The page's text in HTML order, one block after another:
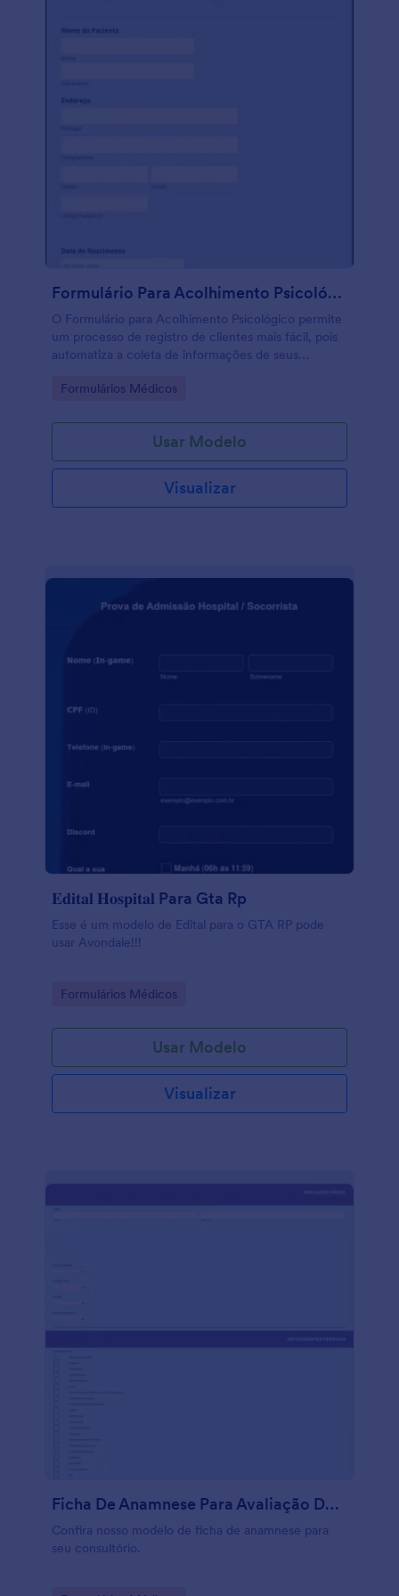
Formulário Para Acolhimento Psicológico
O Formulário para Acolhimento Psicológico permite
um processo de registro de clientes mais fácil, pois
automatiza a coleta de informações de seus
registros de pacientes de forma sistemática e
Psicológico fornece as informações de contato de
seus clientes, detalhes pessoais, informações de
contato de emergência, informações de seguro de
saúde, histórico médico e de saúde mental, e por
fim, o consentimento do paciente aos seus termos e
modelos, este Formulário para Acolhimento
pode incorporá-lo em seu site ou compartilhar o link
do formulário para que possa ser preenchido.
Go to Category:
Formulários Médicos
Usar Modelo
Visualizar
𝐄𝐝𝐢𝐭𝐚𝐥 𝐇𝐨𝐬𝐩𝐢𝐭𝐚𝐥 Para Gta Rp
Esse é um modelo de Edital para o GTA RP pode
usar Avondale!!!
Go to Category:
Formulários Médicos
Usar Modelo
Visualizar
Ficha De Anamnese Para Avaliação De Estado De Saúde
Confira nosso modelo de ficha de anamnese para
seu consultório.